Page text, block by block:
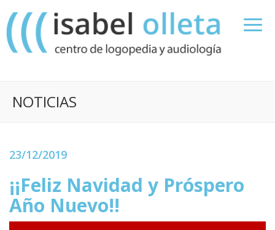
NOTICIAS
23/12/2019
¡¡Feliz Navidad y Próspero
Año Nuevo!!